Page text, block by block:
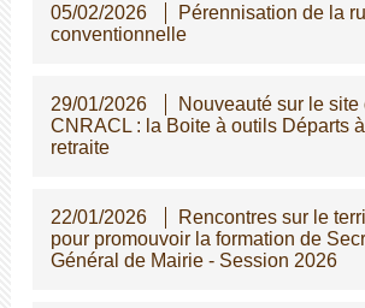
05/02/2026
Pérennisation de la
conventionnelle
29/01/2026
Nouveauté sur le site
CNRACL : la Boite à outils Départs
retraite
22/01/2026
Rencontres sur le
pour promouvoir la formation de
Général de Mairie - Session 2026